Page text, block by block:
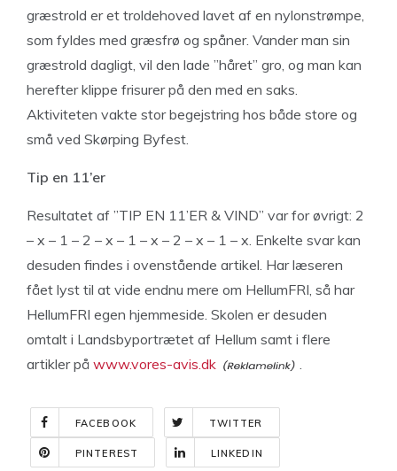
græstrold er et troldehoved lavet af en nylonstrømpe,
som fyldes med græsfrø og spåner. Vander man sin
græstrold dagligt, vil den lade ”håret” gro, og man kan
herefter klippe frisurer på den med en saks.
Aktiviteten vakte stor begejstring hos både store og
små ved Skørping Byfest.
Tip en 11’er
Resultatet af ”TIP EN 11’ER & VIND” var for øvrigt: 2
– x – 1 – 2 – x – 1 – x – 2 – x – 1 – x. Enkelte svar kan
desuden findes i ovenstående artikel. Har læseren
fået lyst til at vide endnu mere om HellumFRI, så har
HellumFRI egen hjemmeside. Skolen er desuden
omtalt i Landsbyportrætet af Hellum samt i flere
artikler på www.vores-avis.dk .
FACEBOOK TWITTER
PINTEREST LINKEDIN